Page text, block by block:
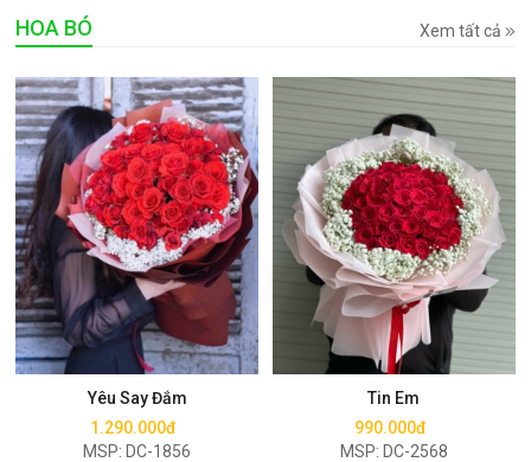
HOA BÓ Xem tất cả
Yêu Say Đắm
1.290.000đ
MSP: DC-1856
Mua ngay
Tin Em
990.000đ
MSP: DC-2568
Mua ngay